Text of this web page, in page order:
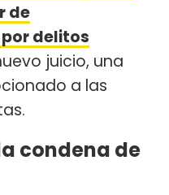
de
delitos
juicio, una
a las
condena de